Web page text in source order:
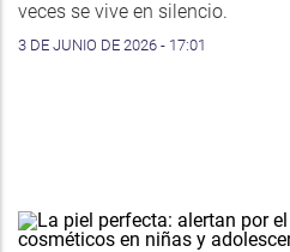
veces se vive en silencio.
3 DE JUNIO DE 2026 - 17:01